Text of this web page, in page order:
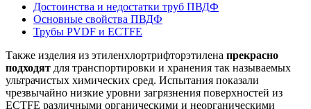
Достоинства и недостатки труб ПВДФ
Основные свойства ПВДФ
Трубы PVDF и ECTFE
Также изделия из этиленхлортрифторэтилена прекрасно
подходят для транспортировки и хранения так называемых
ультрачистых химических сред. Испытания показали
чрезвычайно низкие уровни загрязнения поверхностей из
ECTFE различными органическими и неорганическими